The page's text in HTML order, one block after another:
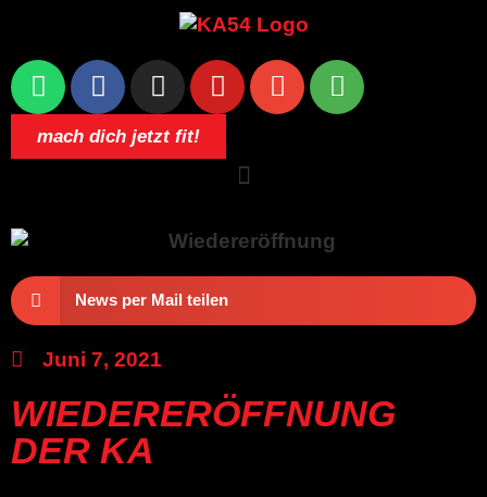
mach dich jetzt fit!
Juni 7, 2021
WIEDERERÖFFNUNG
DER KA
News per Mail teilen